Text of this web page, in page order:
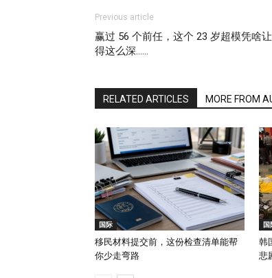
Previous article
赢过 56 个前任，这个 23 岁超模凭啥
得这么深……
RELATED ARTICLES MORE FROM
国际
移民材料提交前，这份检查清单能帮
你少走弯路
国
韩
悲